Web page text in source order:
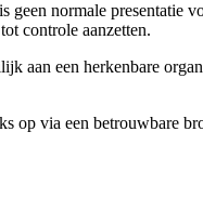
geen normale
controle aanzetten.
aan een herkenbare
op via een